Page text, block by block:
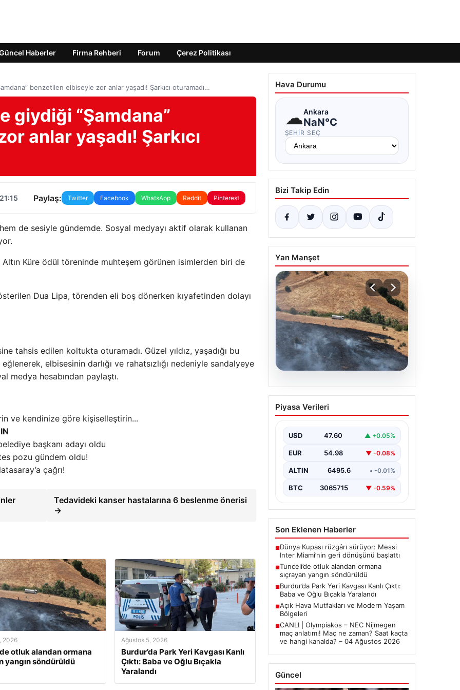
Haberler Firma Rehberi Forum Çerez Politikası
benzetilen elbiseyle zor anlar yaşadı! Şarkıcı oturamadı…
giydiği “Şamdana”
anlar yaşadı! Şarkıcı
Paylaş: Twitter Facebook WhatsApp Reddit Pinterest
de sesiyle gündemde. Sosyal medyayı aktif olarak kullanan
Küre ödül töreninde muhteşem görünen isimlerden biri de
Dua Lipa, törenden eli boş dönerken kıyafetinden dolayı
tahsis edilen koltukta oturamadı. Güzel yıldız, yaşadığı bu
elbisesinin darlığı ve rahatsızlığı nedeniyle sandalyeye
medya hesabından paylaştı.
başkanı adayı oldu
pozu gündem oldu!
çağrı!
Tedavideki kanser hastalarına 6 beslenme önerisi
→
2026
otluk alandan ormana
yangın söndürüldü
Ağustos 5, 2026
Burdur’da Park Yeri Kavgası Kanlı
Çıktı: Baba ve Oğlu Bıçakla
Yaralandı
Hava Durumu
☁Ankara
NaN°C
ŞEHIR SEÇ
Bizi Takip Edin
Yan Manşet
05.08.2026
Tunceli’de otluk alandan
ormana sıçrayan yangın
Piyasa Verileri
USD 47.60 ▲ +0.05%
EUR 54.98 ▼ -0.08%
ALTIN 6495.6 • -0.01%
BTC 3065715 ▼ -0.59%
Son Eklenen Haberler
■Dünya Kupası rüzgârı sürüyor: Messi
Inter Miami’nin geri dönüşünü başlattı
■Tunceli’de otluk alandan ormana
sıçrayan yangın söndürüldü
■Burdur’da Park Yeri Kavgası Kanlı Çıktı:
Baba ve Oğlu Bıçakla Yaralandı
■Açık Hava Mutfakları ve Modern Yaşam
Bölgeleri
■CANLI | Olympiakos – NEC Nijmegen
maç anlatımı! Maç ne zaman? Saat kaçta
ve hangi kanalda? – 04 Ağustos 2026
Güncel